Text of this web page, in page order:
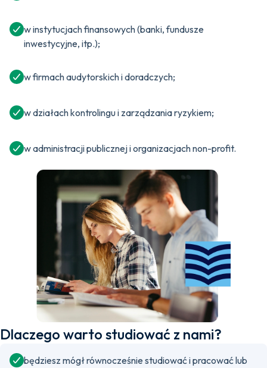
w instytucjach finansowych (banki, fundusze
inwestycyjne, itp.);
w firmach audytorskich i doradczych;
w działach kontrolingu i zarządzania ryzykiem;
w administracji publicznej i organizacjach non-profit.
Dlaczego warto studiować z nami?
będziesz mógł równocześnie studiować i pracować lub